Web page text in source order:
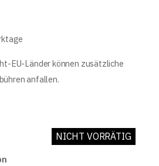
EU-Länder können zusätzliche
anfallen.
NICHT VORRÄTIG